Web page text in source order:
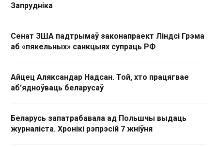
Запрудніка
Сенат ЗША падтрымаў законапраект Ліндсі Грэма
аб «пякельных» санкцыях супраць РФ
Айцец Аляксандар Надсан. Той, хто працягвае
аб'ядноўваць беларусаў
Беларусь запатрабавала ад Польшчы выдаць
журналіста. Хронікі рэпрэсій 7 жніўня